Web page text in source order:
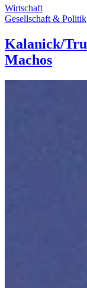
Wirtschaft
Gesellschaft & Politik
Kalanick/
Machos